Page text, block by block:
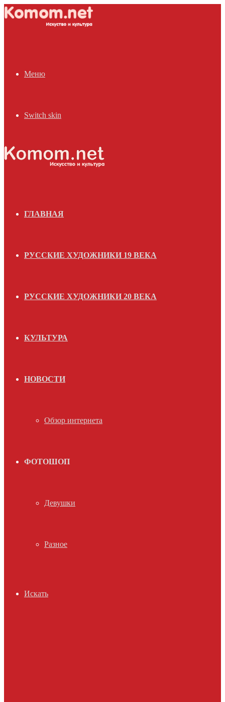
Меню
Switch skin
ГЛАВНАЯ
РУССКИЕ ХУДОЖНИКИ 19 ВЕКА
РУССКИЕ ХУДОЖНИКИ 20 ВЕКА
КУЛЬТУРА
НОВОСТИ
Обзор интернета
ФОТОШОП
Девушки
Разное
Искать